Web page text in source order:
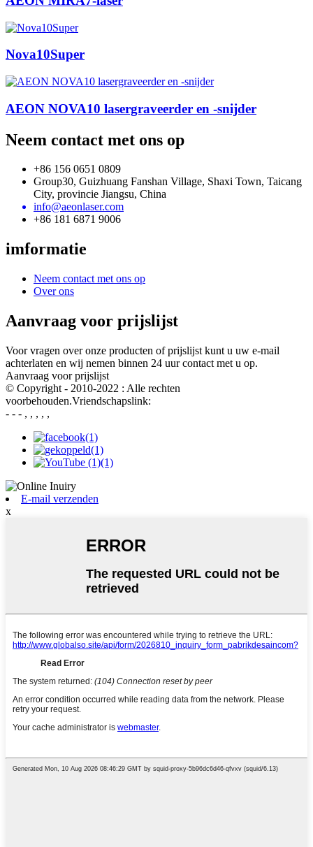
Nova10Super
AEON NOVA10 lasergraveerder en -snijder
Neem contact met ons op
+86 156 0651 0809
Group30, Guizhuang Fanshan Village, Shaxi Town, Taicang
City, provincie Jiangsu, China
info@aeonlaser.com
+86 181 6871 9006
imformatie
Neem contact met ons op
Over ons
Aanvraag voor prijslijst
Voor vragen over onze producten of prijslijst kunt u uw e-mail
achterlaten en wij nemen binnen 24 uur contact met u op.
Aanvraag voor prijslijst
© Copyright - 2010-2022 : Alle rechten
voorbehouden.Vriendschapslink:
- - - , , , , ,
E-mail verzenden
x